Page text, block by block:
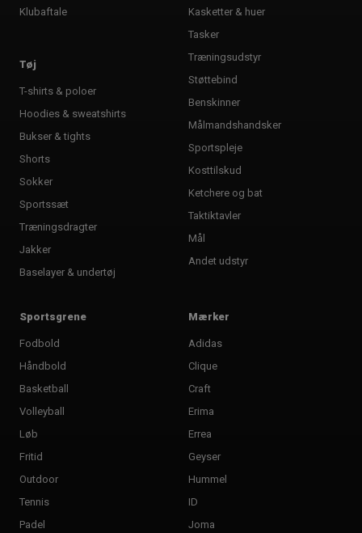
Klubaftale
Tøj
T-shirts & poloer
Hoodies & sweatshirts
Bukser & tights
Shorts
Sokker
Sportssæt
Træningsdragter
Jakker
Baselayer & undertøj
Kasketter & huer
Tasker
Træningsudstyr
Støttebind
Benskinner
Målmandshandsker
Sportspleje
Kosttilskud
Ketchere og bat
Taktiktavler
Mål
Andet udstyr
Sportsgrene
Fodbold
Håndbold
Basketball
Volleyball
Løb
Fritid
Outdoor
Tennis
Padel
Mærker
Adidas
Clique
Craft
Erima
Errea
Geyser
Hummel
ID
Joma